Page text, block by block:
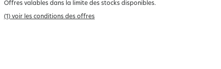
Offres valables dans la limite des stocks disponibles.
(1) voir les conditions des offres